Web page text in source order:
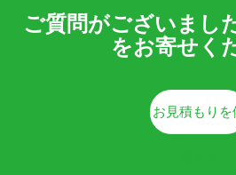
ご質問がございまし
をお寄せく
お見積もりを